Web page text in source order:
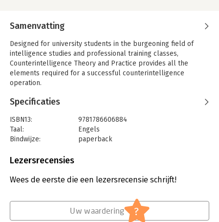
Samenvatting
Designed for university students in the burgeoning field of
intelligence studies and professional training classes,
Counterintelligence Theory and Practice provides all the
elements required for a successful counterintelligence
operation.
Exploring issues relating to national security, military, law
enforcement, as well as corporate private affairs, Hank
Prunckun uses his experience as a professional to explain
both the theoretical basis and practical application for real
counterintelligence craft. Each chapter contains key words and
activities that make the book a comprehensive tool for
Specificaties
ISBN13:
9781786606884
Taal:
Engels
Bindwijze:
paperback
Uitgever:
Verschijningsdatum:
21-1-2019
IT-management / ICT
Security and Professional Intelligence
Education Series
Lezersrecensies
Wees de eerste die een lezersrecensie schrijft!
Uw waardering ?